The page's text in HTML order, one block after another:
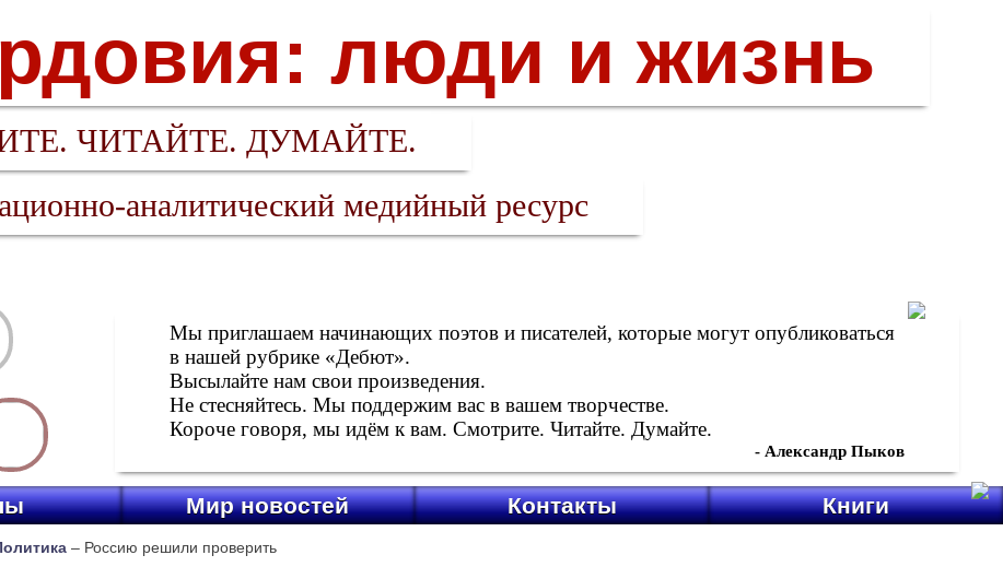
люди и жизнь
ЧИТАЙТЕ. ДУМАЙТЕ.
аналитический медийный ресурс
Мы приглашаем начинающих поэтов и писателей, которые могут опубликоваться
в нашей рубрике «Дебют».
Высылайте нам свои произведения.
Не стесняйтесь. Мы поддержим вас в вашем творчестве.
Короче говоря, мы идём к вам. Смотрите. Читайте. Думайте.
- Александр Пыков
Мир новостей Контакты Книги
– Россию решили проверить